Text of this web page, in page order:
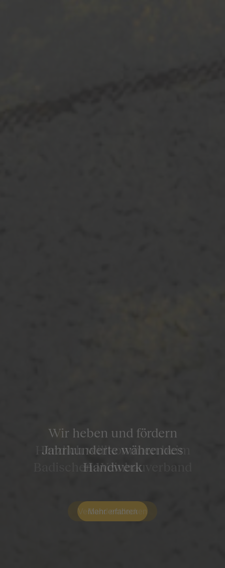
Wir heben und fördern
Jahrhunderte währendes
Handwerk
Mehr erfahren